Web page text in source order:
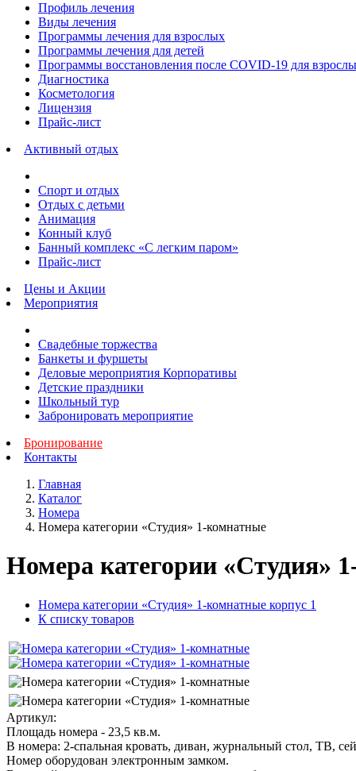
Профиль лечения
Виды лечения
Программы лечения для взрослых
Программы лечения для детей
Программы восстановления после COVID-19 для
Диагностика
Косметология
Лицензия
Прайс-лист
Активный отдых
Спорт и отдых
Отдых с детьми
Анимация
Конный клуб
Банный комплекс «С легким паром»
Прайс-лист
Цены и Акции
Мероприятия
Свадебные торжества
Банкеты и фуршеты
Деловые мероприятия Корпоративы
Детские праздники
Школьный тур
Забронировать мероприятие
Бронирование
Контакты
Главная
Каталог
Номера
Номера категории «Студия» 1-комнатные
Номера категории «Студия»
Номера категории «Студия» 1-комнатные корпус 1
К списку товаров
Артикул:
Площадь номера - 23,5 кв.м.
В номера: 2-спальная кровать, диван, журнальный стол, ТВ,
Номер оборудован электронным замком.